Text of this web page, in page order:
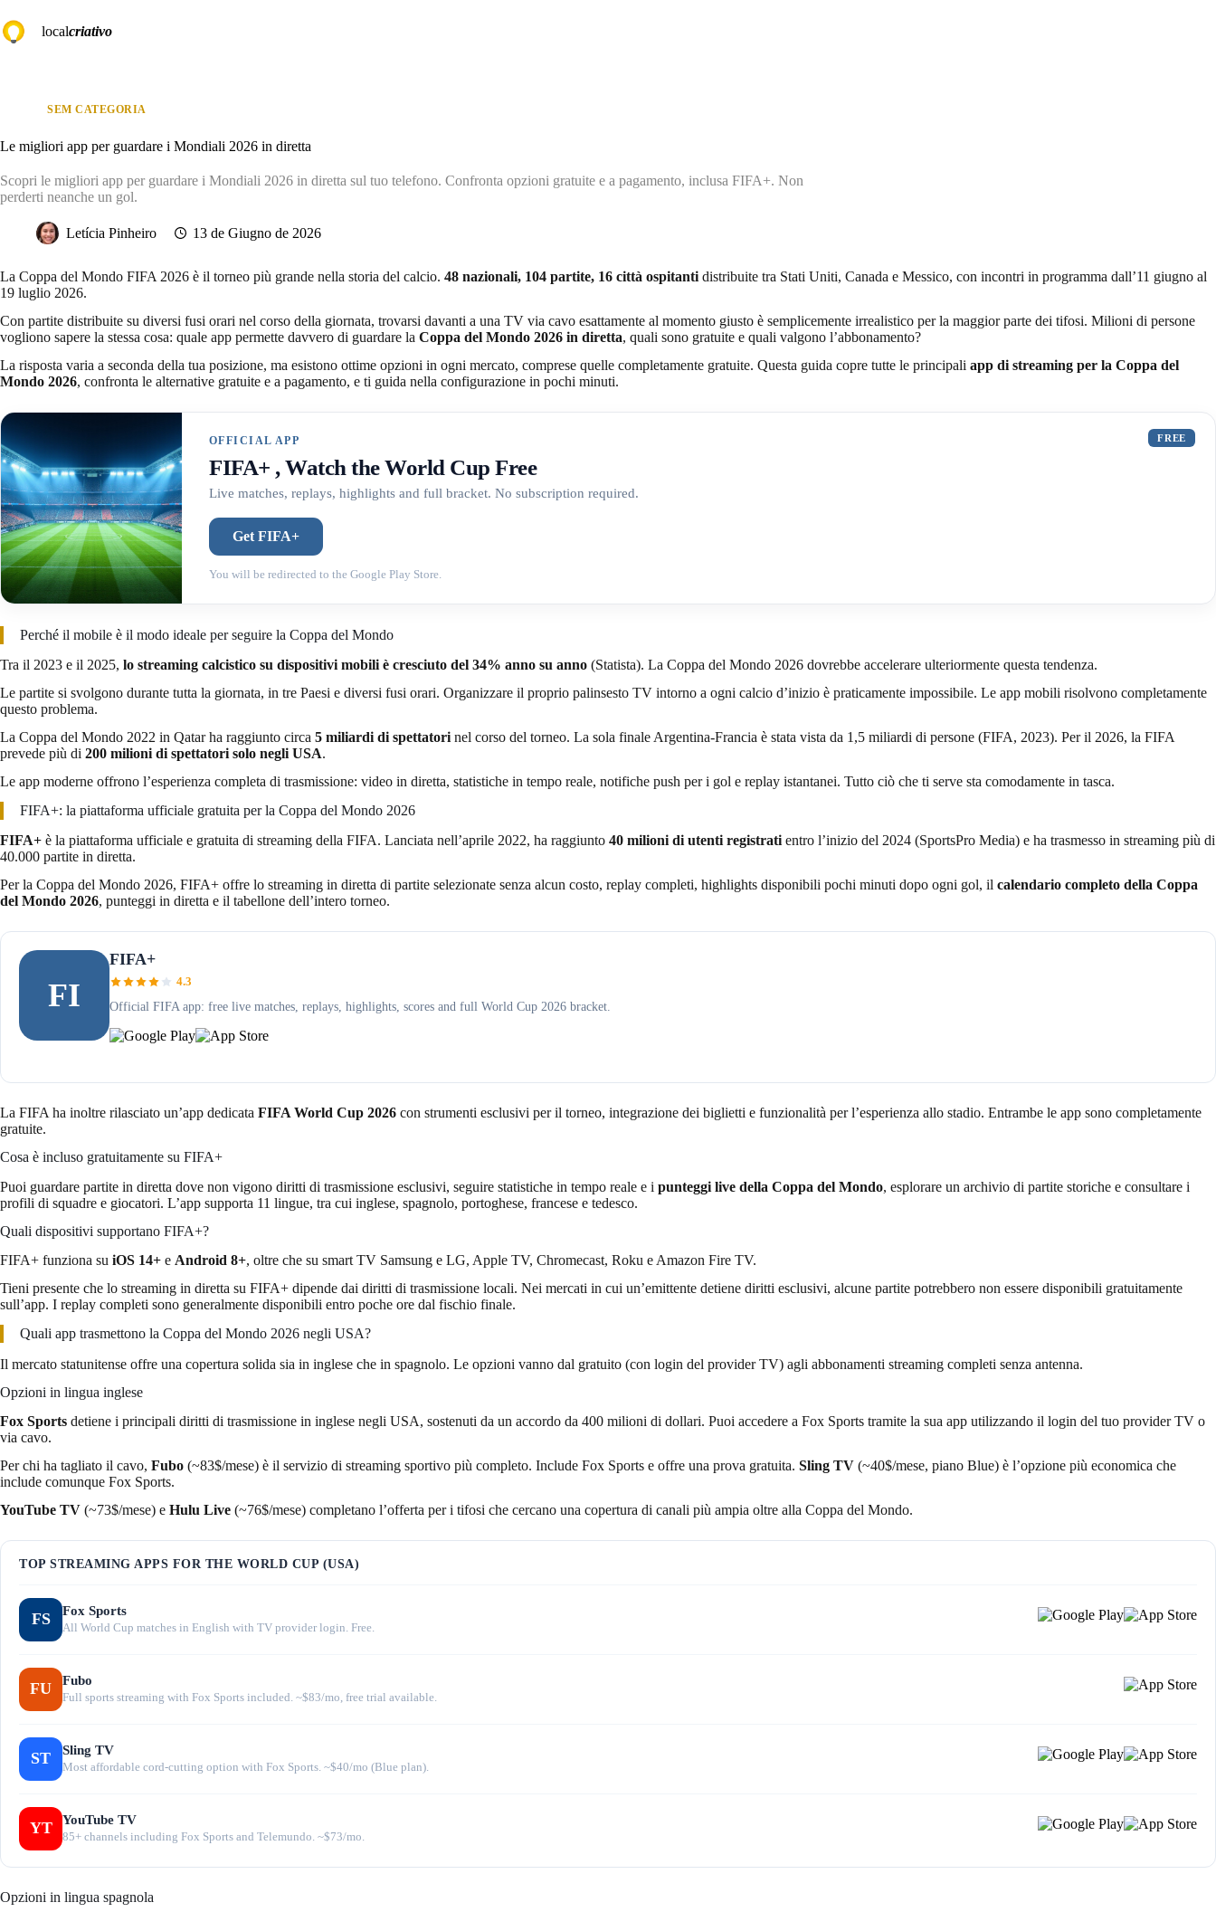
al
contenuto
localcriativo
SEM CATEGORIA
Le migliori app per guardare i Mondiali 2026 in diretta
Scopri le migliori app per guardare i Mondiali 2026 in diretta sul tuo telefono. Confronta opzioni gratuite e a pagamento, inclusa FIFA+. Non
perderti neanche un gol.
Letícia Pinheiro 13 de Giugno de 2026
La Coppa del Mondo FIFA 2026 è il torneo più grande nella storia del calcio. 48 nazionali, 104 partite, 16 città ospitanti distribuite tra Stati Uniti, Canada e Messico, con incontri in programma dall’11 giugno al
19 luglio 2026.
Con partite distribuite su diversi fusi orari nel corso della giornata, trovarsi davanti a una TV via cavo esattamente al momento giusto è semplicemente irrealistico per la maggior parte dei tifosi. Milioni di persone
vogliono sapere la stessa cosa: quale app permette davvero di guardare la Coppa del Mondo 2026 in diretta, quali sono gratuite e quali valgono l’abbonamento?
La risposta varia a seconda della tua posizione, ma esistono ottime opzioni in ogni mercato, comprese quelle completamente gratuite. Questa guida copre tutte le principali app di streaming per la Coppa del
Mondo 2026, confronta le alternative gratuite e a pagamento, e ti guida nella configurazione in pochi minuti.
FREE
OFFICIAL APP
FIFA+ , Watch the World Cup Free
Live matches, replays, highlights and full bracket. No subscription required.
Get FIFA+
You will be redirected to the Google Play Store.
Perché il mobile è il modo ideale per seguire la Coppa del Mondo
Tra il 2023 e il 2025, lo streaming calcistico su dispositivi mobili è cresciuto del 34% anno su anno (Statista). La Coppa del Mondo 2026 dovrebbe accelerare ulteriormente questa tendenza.
Le partite si svolgono durante tutta la giornata, in tre Paesi e diversi fusi orari. Organizzare il proprio palinsesto TV intorno a ogni calcio d’inizio è praticamente impossibile. Le app mobili risolvono completamente
questo problema.
La Coppa del Mondo 2022 in Qatar ha raggiunto circa 5 miliardi di spettatori nel corso del torneo. La sola finale Argentina-Francia è stata vista da 1,5 miliardi di persone (FIFA, 2023). Per il 2026, la FIFA
prevede più di 200 milioni di spettatori solo negli USA.
Le app moderne offrono l’esperienza completa di trasmissione: video in diretta, statistiche in tempo reale, notifiche push per i gol e replay istantanei. Tutto ciò che ti serve sta comodamente in tasca.
FIFA+: la piattaforma ufficiale gratuita per la Coppa del Mondo 2026
FIFA+ è la piattaforma ufficiale e gratuita di streaming della FIFA. Lanciata nell’aprile 2022, ha raggiunto 40 milioni di utenti registrati entro l’inizio del 2024 (SportsPro Media) e ha trasmesso in streaming più di
40.000 partite in diretta.
Per la Coppa del Mondo 2026, FIFA+ offre lo streaming in diretta di partite selezionate senza alcun costo, replay completi, highlights disponibili pochi minuti dopo ogni gol, il calendario completo della Coppa
del Mondo 2026, punteggi in diretta e il tabellone dell’intero torneo.
FI
FIFA+
4.3
Official FIFA app: free live matches, replays, highlights, scores and full World Cup 2026 bracket.
La FIFA ha inoltre rilasciato un’app dedicata FIFA World Cup 2026 con strumenti esclusivi per il torneo, integrazione dei biglietti e funzionalità per l’esperienza allo stadio. Entrambe le app sono completamente
gratuite.
Cosa è incluso gratuitamente su FIFA+
Puoi guardare partite in diretta dove non vigono diritti di trasmissione esclusivi, seguire statistiche in tempo reale e i punteggi live della Coppa del Mondo, esplorare un archivio di partite storiche e consultare i
profili di squadre e giocatori. L’app supporta 11 lingue, tra cui inglese, spagnolo, portoghese, francese e tedesco.
Quali dispositivi supportano FIFA+?
FIFA+ funziona su iOS 14+ e Android 8+, oltre che su smart TV Samsung e LG, Apple TV, Chromecast, Roku e Amazon Fire TV.
Tieni presente che lo streaming in diretta su FIFA+ dipende dai diritti di trasmissione locali. Nei mercati in cui un’emittente detiene diritti esclusivi, alcune partite potrebbero non essere disponibili gratuitamente
sull’app. I replay completi sono generalmente disponibili entro poche ore dal fischio finale.
Quali app trasmettono la Coppa del Mondo 2026 negli USA?
Il mercato statunitense offre una copertura solida sia in inglese che in spagnolo. Le opzioni vanno dal gratuito (con login del provider TV) agli abbonamenti streaming completi senza antenna.
Opzioni in lingua inglese
Fox Sports detiene i principali diritti di trasmissione in inglese negli USA, sostenuti da un accordo da 400 milioni di dollari. Puoi accedere a Fox Sports tramite la sua app utilizzando il login del tuo provider TV o
via cavo.
Per chi ha tagliato il cavo, Fubo (~83$/mese) è il servizio di streaming sportivo più completo. Include Fox Sports e offre una prova gratuita. Sling TV (~40$/mese, piano Blue) è l’opzione più economica che
include comunque Fox Sports.
YouTube TV (~73$/mese) e Hulu Live (~76$/mese) completano l’offerta per i tifosi che cercano una copertura di canali più ampia oltre alla Coppa del Mondo.
TOP STREAMING APPS FOR THE WORLD CUP (USA)
FS Fox Sports
All World Cup matches in English with TV provider login. Free.
FU Fubo
Full sports streaming with Fox Sports included. ~$83/mo, free trial available.
ST Sling TV
Most affordable cord-cutting option with Fox Sports. ~$40/mo (Blue plan).
YT YouTube TV
85+ channels including Fox Sports and Telemundo. ~$73/mo.
Opzioni in lingua spagnola